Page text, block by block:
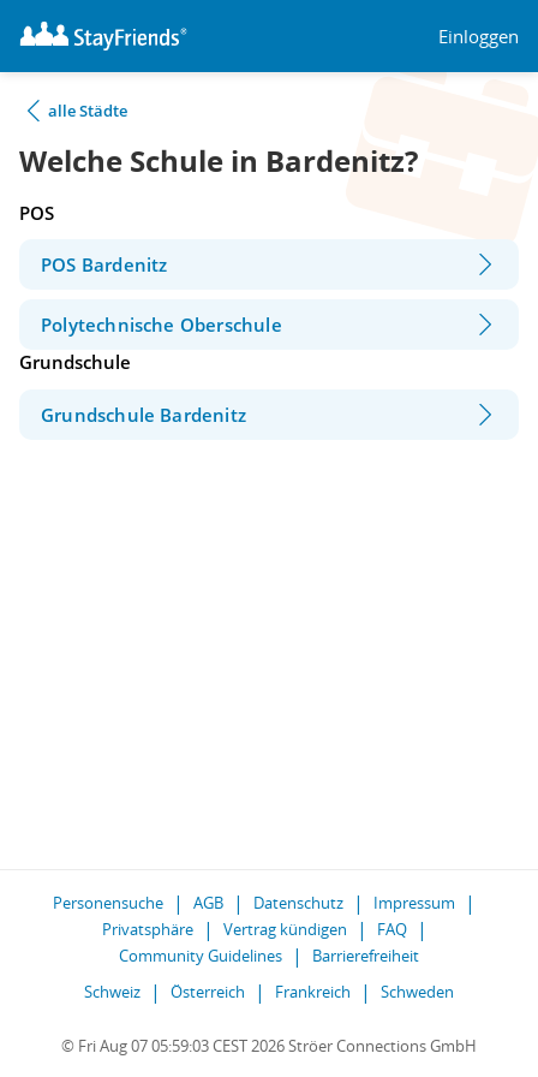
Einloggen
alle Städte
Welche Schule in Bardenitz?
POS
POS Bardenitz
Polytechnische Oberschule
Grundschule
Grundschule Bardenitz
Personensuche AGB Datenschutz
Impressum
Privatsphäre
Vertrag kündigen
FAQ
Community Guidelines
Barrierefreiheit
Schweiz
Österreich Frankreich Schweden
© Fri Aug 07 05:59:03 CEST 2026 Ströer Connections GmbH